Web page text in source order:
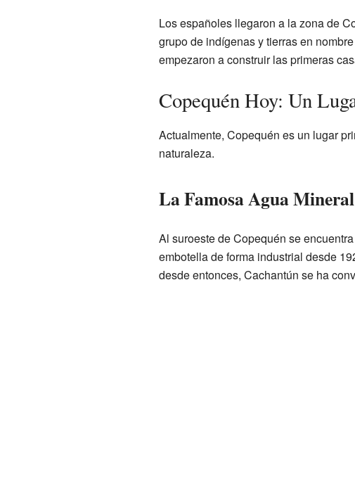
Los españoles llegaron a la zona de
grupo de indígenas y tierras en
empezaron a construir las primeras
Copequén Hoy: Un
Actualmente, Copequén es un lugar
naturaleza.
La Famosa Agua
Al suroeste de Copequén se
embotella de forma industrial desde
desde entonces, Cachantún se ha